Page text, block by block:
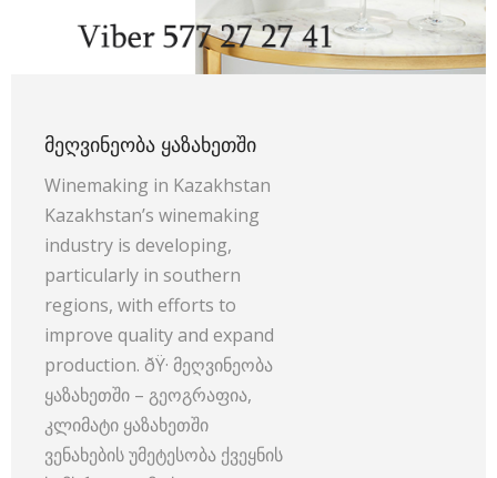
ᲛᲔᲦᲕᲘᲜᲔᲝᲑᲐ ᲧᲐᲖᲐᲮᲔᲗᲨᲘ
Winemaking in Kazakhstan
Kazakhstan’s winemaking
industry is developing,
particularly in southern
regions, with efforts to
improve quality and expand
production. ðŸ· მეღვინეობა
ყაზახეთში – გეოგრაფია,
კლიმატი ყაზახეთში
ვენახების უმეტესობა ქვეყნის